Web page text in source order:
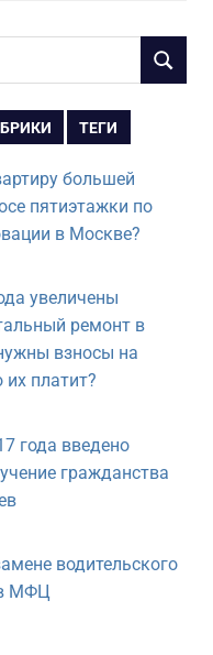
ПОИСК
ТЕГИ
большей
пятиэтажки по
в Москве?
увеличены
ремонт в
взносы на
платит?
года введено
гражданства
водительского
МФЦ